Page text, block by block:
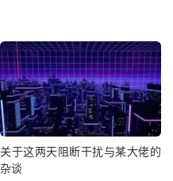
关于这两天阻断干扰与某大佬的
杂谈